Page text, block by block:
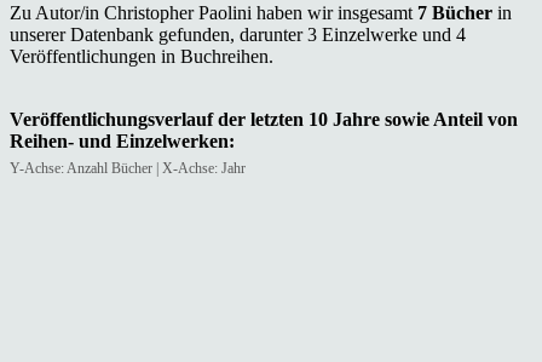
Zu Autor/in Christopher Paolini haben wir insgesamt 7 Bücher in
unserer Datenbank gefunden, darunter 3 Einzelwerke und 4
Veröffentlichungen in Buchreihen.
Veröffentlichungsverlauf der letzten 10 Jahre sowie Anteil von
Reihen- und Einzelwerken:
Y-Achse: Anzahl Bücher | X-Achse: Jahr